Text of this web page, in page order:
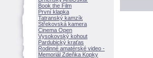
Book the Film
První klapka
Tatranský kamzík
Střekovská kamera
Cinema Open
Vysokovský kohout
Pardubický kraťas
Rodinné amatérské video -
Memoriál Zdeňka Kopky